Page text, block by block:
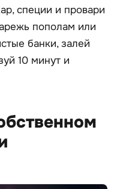
специи и провари
пополам или
банки, залей
10 минут и